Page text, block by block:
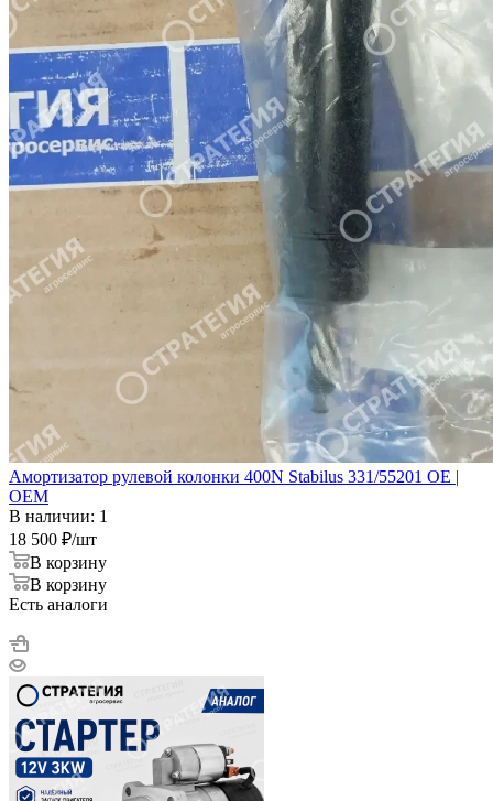
Амортизатор рулевой колонки 400N Stabilus 331/55201 OE |
OEM
В наличии: 1
18 500 ₽/шт
В корзину
В корзину
Есть аналоги